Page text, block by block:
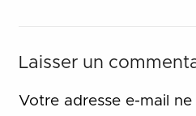
Laisser un
Votre adresse e-mail